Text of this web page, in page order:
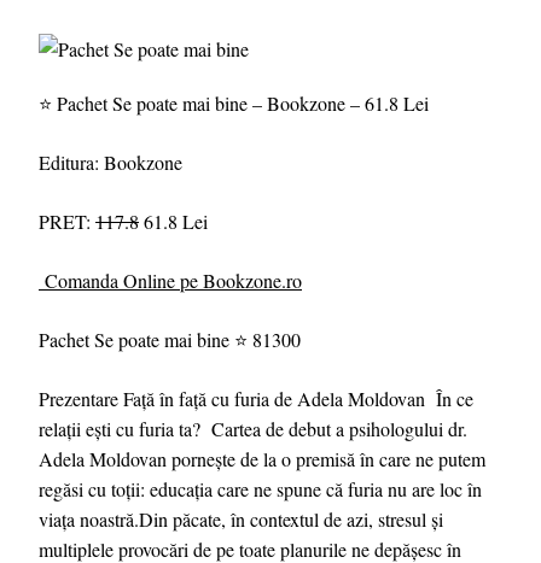
⭐ Pachet Se poate mai bine – Bookzone – 61.8 Lei
Editura: Bookzone
PRET: 117.861.8 Lei
Comanda Online pe Bookzone.ro
Pachet Se poate mai bine ⭐ 81300
Prezentare Față în față cu furia de Adela Moldovan În ce
relații ești cu furia ta? Cartea de debut a psihologului dr.
Adela Moldovan pornește de la o premisă în care ne putem
regăsi cu toții: educația care ne spune că furia nu are loc în
viața noastră.Din păcate, în contextul de azi, stresul și
multiplele provocări de pe toate planurile ne depășesc în